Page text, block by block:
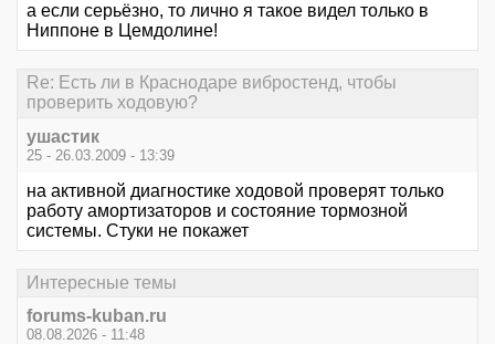
а если серьёзно, то лично я такое видел только в
Ниппоне в Цемдолине!
Re: Есть ли в Краснодаре вибростенд, чтобы
проверить ходовую?
ушастик
25 - 26.03.2009 - 13:39
на активной диагностике ходовой проверят только
работу амортизаторов и состояние тормозной
системы. Стуки не покажет
Интересные темы
forums-kuban.ru
08.08.2026 - 11:48